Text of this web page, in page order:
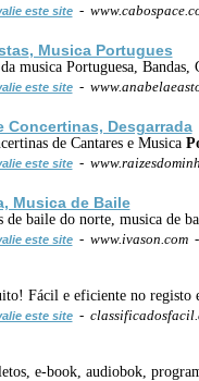
este site-
, Musica Portugues
musica Portuguesa, Bandas,
este site-
Concertinas, Desgarrada
de Cantares e Musica
este site-
Musica de Baile
baile do norte, musica de
este site- www.ivason.com -
Fácil e eficiente no registo
este site-
e-book, audiobok,